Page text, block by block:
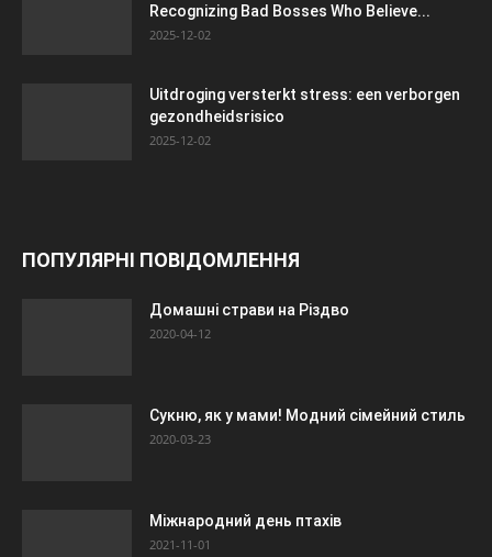
Recognizing Bad Bosses Who Believe...
2025-12-02
Uitdroging versterkt stress: een verborgen
gezondheidsrisico
2025-12-02
ПОПУЛЯРНІ ПОВІДОМЛЕННЯ
Домашні страви на Різдво
2020-04-12
Сукню, як у мами! Модний сімейний стиль
2020-03-23
Міжнародний день птахів
2021-11-01